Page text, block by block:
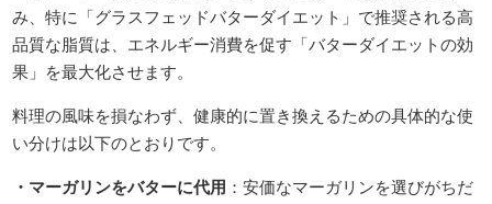
み、特に「グラスフェッドバターダイエット」で推奨される高
品質な脂質は、エネルギー消費を促す「バターダイエットの効
果」を最大化させます。
料理の風味を損なわず、健康的に置き換えるための具体的な使
い分けは以下のとおりです。
・マーガリンをバターに代用 ：安価なマーガリンを選びがちだ